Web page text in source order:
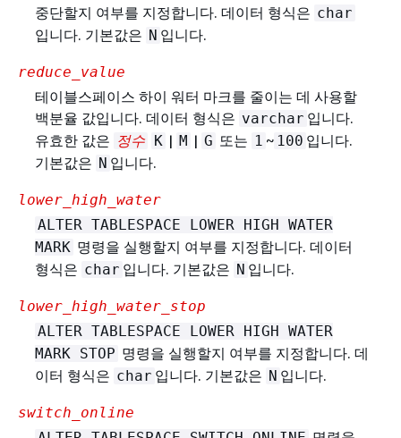
중단할지 여부를 지정합니다. 데이터 형식은 char
입니다. 기본값은 N 입니다.
reduce_value
테이블스페이스 하이 워터 마크를 줄이는 데 사용할
백분율 값입니다. 데이터 형식은 varchar 입니다.
유효한 값은 정수 K | M | G 또는 1 ~ 100 입니다.
기본값은 N 입니다.
lower_high_water
ALTER TABLESPACE LOWER HIGH WATER
MARK 명령을 실행할지 여부를 지정합니다. 데이터
형식은 char 입니다. 기본값은 N 입니다.
lower_high_water_stop
ALTER TABLESPACE LOWER HIGH WATER
MARK STOP 명령을 실행할지 여부를 지정합니다. 데
이터 형식은 char 입니다. 기본값은 N 입니다.
switch_online